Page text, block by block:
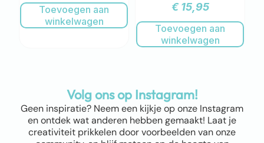
Toevoegen aan
winkelwagen
€15,95
Toevoegen aan
winkelwagen
Volg ons op Instagram!
Geen inspiratie? Neem een kijkje op onze Instagram
en ontdek wat anderen hebben gemaakt! Laat je
creativiteit prikkelen door voorbeelden van onze